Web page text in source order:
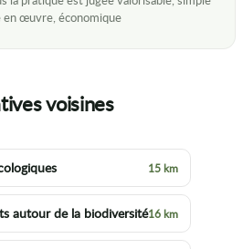
voisines
15 km
autour de la biodiversité16 km